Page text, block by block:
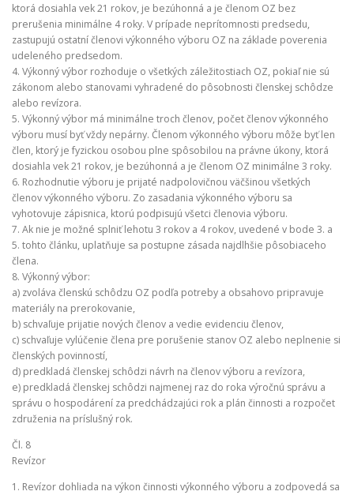
ktorá dosiahla vek 21 rokov, je bezúhonná a je členom OZ bez
prerušenia minimálne 4 roky. V prípade neprítomnosti predsedu,
zastupujú ostatní členovi výkonného výboru OZ na základe poverenia
udeleného predsedom.
4. Výkonný výbor rozhoduje o všetkých záležitostiach OZ, pokiaľ nie sú
zákonom alebo stanovami vyhradené do pôsobnosti členskej schôdze
alebo revízora.
5. Výkonný výbor má minimálne troch členov, počet členov výkonného
výboru musí byť vždy nepárny. Členom výkonného výboru môže byť len
člen, ktorý je fyzickou osobou plne spôsobilou na právne úkony, ktorá
dosiahla vek 21 rokov, je bezúhonná a je členom OZ minimálne 3 roky.
6. Rozhodnutie výboru je prijaté nadpolovičnou väčšinou všetkých
členov výkonného výboru. Zo zasadania výkonného výboru sa
vyhotovuje zápisnica, ktorú podpisujú všetci členovia výboru.
7. Ak nie je možné splniť lehotu 3 rokov a 4 rokov, uvedené v bode 3. a
5. tohto článku, uplatňuje sa postupne zásada najdlhšie pôsobiaceho
člena.
8. Výkonný výbor:
a) zvoláva členskú schôdzu OZ podľa potreby a obsahovo pripravuje
materiály na prerokovanie,
b) schvaľuje prijatie nových členov a vedie evidenciu členov,
c) schvaľuje vylúčenie člena pre porušenie stanov OZ alebo neplnenie si
členských povinností,
d) predkladá členskej schôdzi návrh na členov výboru a revízora,
e) predkladá členskej schôdzi najmenej raz do roka výročnú správu a
správu o hospodárení za predchádzajúci rok a plán činnosti a rozpočet
združenia na príslušný rok.
Čl. 8
Revízor
1. Revízor dohliada na výkon činnosti výkonného výboru a zodpovedá sa